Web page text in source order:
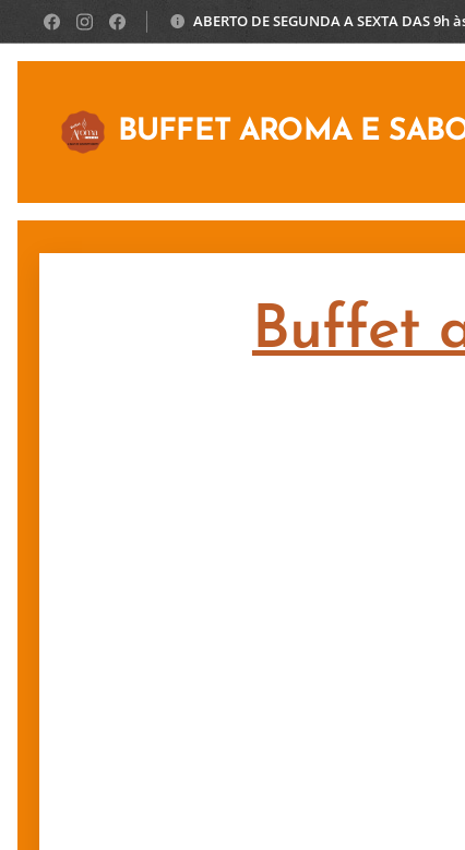
ABERTO DE SEGUNDA A SEXTA DAS 9h
BUFFET AROMA E
Buffet